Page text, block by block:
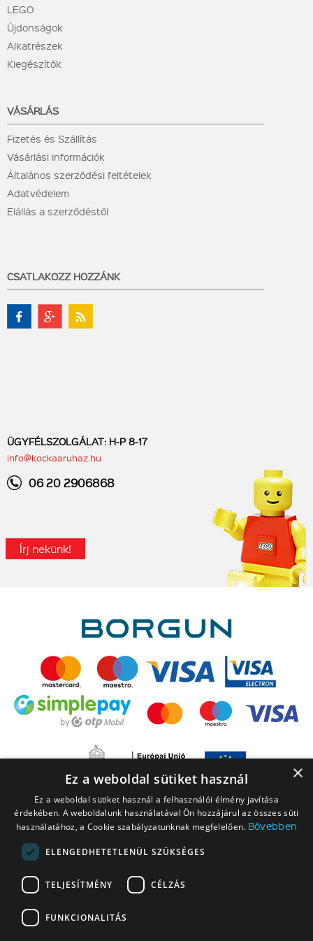
LEGO
Újdonságok
Alkatrészek
Kiegészítők
VÁSÁRLÁS
Fizetés és Szállítás
Vásárlási információk
Általános szerződési feltételek
Adatvédelem
Elállás a szerződéstől
CSATLAKOZZ HOZZÁNK
ÜGYFÉLSZOLGÁLAT: H-P 8-17
info@kockaaruhaz.hu
06 20 2906868
Írj nekünk!
A LEGO elnevezés, a LEGO logó, a Minifigure, a DUPLO, a DUPLO logó, a
NINJAGO, a NINJAGO logó, a FRIENDS logó, a HIDDEN SIDE logó, a MINIFIGURES
logó, a MINDSTORMS, a MINDSTORMS logó, a VIDIYO, a NEXO KNIGHTS,
NEXO KNIGHTS logó, az EDITIONS logó és a SMART PLAY logó a The LEGO
×
Ez a weboldal sütiket használ
Ez a weboldal sütiket használ a felhasználói élmény javítása
érdekében. A weboldalunk használatával Ön hozzájárul az összes süti
használatához, a Cookie szabályzatunknak megfelelően. Bővebben
ELENGEDHETETLENÜL SZÜKSÉGES
TELJESÍTMÉNY CÉLZÁS
FUNKCIONALITÁS